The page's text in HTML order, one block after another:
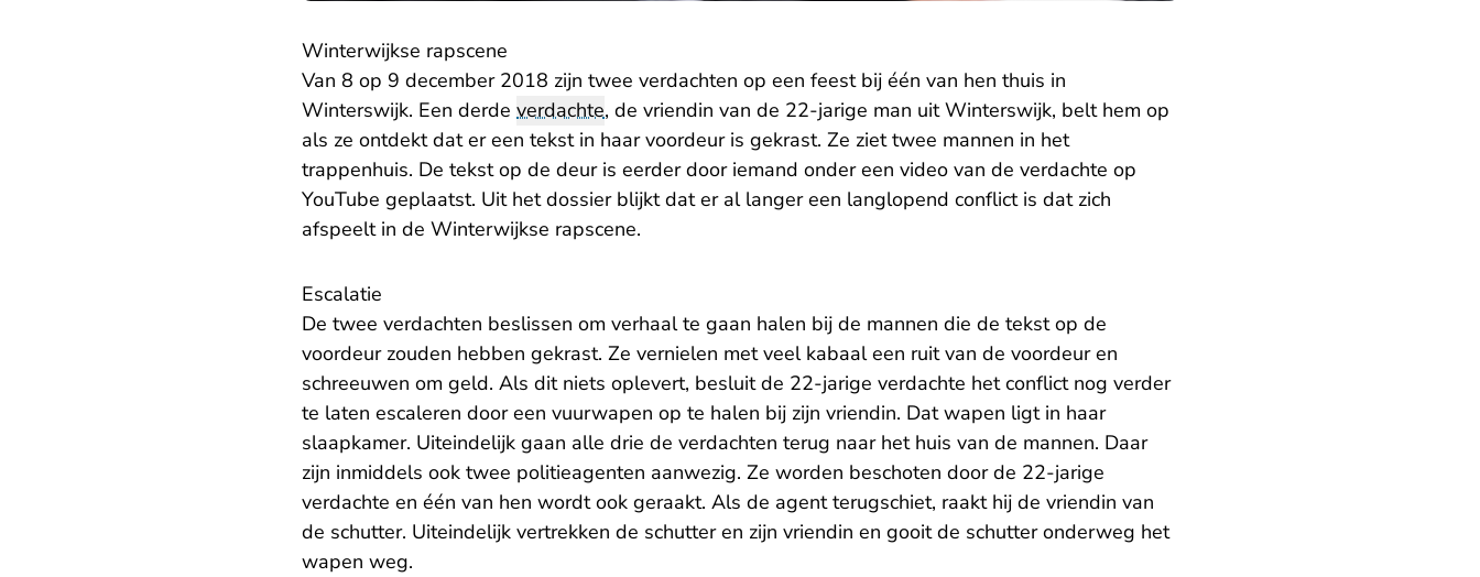
Winterwijkse rapscene
Van 8 op 9 december 2018 zijn twee verdachten op een feest bij één van hen thuis in
Winterswijk. Een derde verdachte, de vriendin van de 22-jarige man uit Winterswijk, belt hem op
als ze ontdekt dat er een tekst in haar voordeur is gekrast. Ze ziet twee mannen in het
trappenhuis. De tekst op de deur is eerder door iemand onder een video van de verdachte op
YouTube geplaatst. Uit het dossier blijkt dat er al langer een langlopend conflict is dat zich
afspeelt in de Winterwijkse rapscene.
Escalatie
De twee verdachten beslissen om verhaal te gaan halen bij de mannen die de tekst op de
voordeur zouden hebben gekrast. Ze vernielen met veel kabaal een ruit van de voordeur en
schreeuwen om geld. Als dit niets oplevert, besluit de 22-jarige verdachte het conflict nog verder
te laten escaleren door een vuurwapen op te halen bij zijn vriendin. Dat wapen ligt in haar
slaapkamer. Uiteindelijk gaan alle drie de verdachten terug naar het huis van de mannen. Daar
zijn inmiddels ook twee politieagenten aanwezig. Ze worden beschoten door de 22-jarige
verdachte en één van hen wordt ook geraakt. Als de agent terugschiet, raakt hij de vriendin van
de schutter. Uiteindelijk vertrekken de schutter en zijn vriendin en gooit de schutter onderweg het
wapen weg.